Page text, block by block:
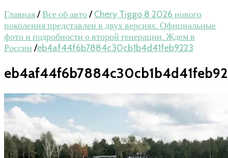
Главная/Все об авто/ Chery Tiggo 8 2026 нового
поколения представлен в двух версиях. Официальные
фото и подробности о второй генерации. Ждем в
России /eb4af44f6b7884c30cb1b4d41feb9223